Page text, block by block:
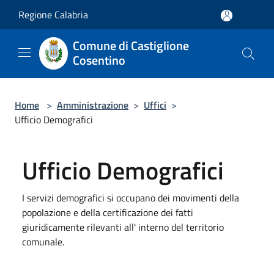
Regione Calabria
Comune di Castiglione
Cosentino
Home > Amministrazione > Uffici >
Ufficio Demografici
Ufficio Demografici
I servizi demografici si occupano dei movimenti della
popolazione e della certificazione dei fatti
giuridicamente rilevanti all' interno del territorio
comunale.